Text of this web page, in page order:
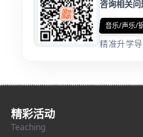
咨询相关问
音乐/声乐/
精准升学
精彩活动
Teaching